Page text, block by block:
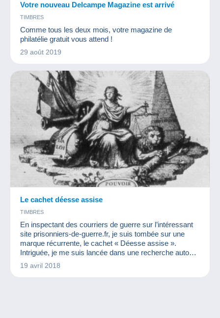
Votre nouveau Delcampe Magazine est arrivé
TIMBRES
Comme tous les deux mois, votre magazine de
philatélie gratuit vous attend !
29 août 2019
Le cachet déesse assise
TIMBRES
En inspectant des courriers de guerre sur l’intéressant
site prisonniers-de-guerre.fr, je suis tombée sur une
marque récurrente, le cachet « Déesse assise ».
Intriguée, je me suis lancée dans une recherche autour
de ce cachet.
19 avril 2018